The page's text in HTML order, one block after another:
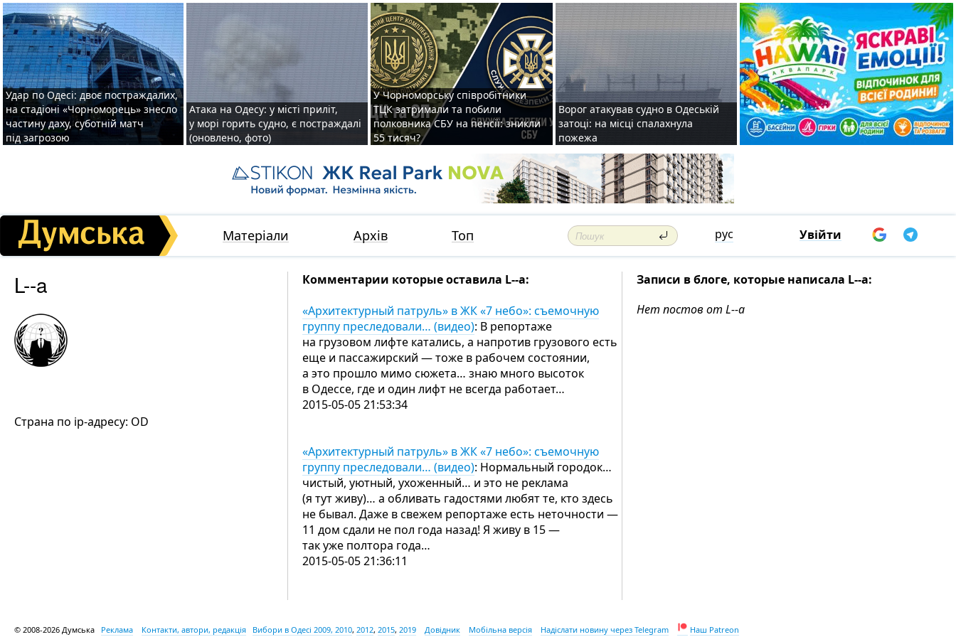
Удар по Одесі: двоє постраждалих,
на стадіоні «Чорноморець» знесло
частину даху, суботній матч
під загрозою
Атака на Одесу: у місті приліт,
у морі горить судно, є постраждалі
(оновлено, фото)
У Чорноморську співробітники
ТЦК затримали та побили
полковника СБУ на пенсії: зникли
55 тисяч?
Ворог атакував судно в Одеській
затоці: на місці спалахнула
пожежа
Матеріали Архів Топ рус Увійти
L--a
Страна по ip-адресу: OD
Комментарии которые оставила L--a:
«Архитектурный патруль» в ЖК «7 небо»: съемочную
группу преследовали… (видео): В репортаже
на грузовом лифте катались, а напротив грузового есть
еще и пассажирский — тоже в рабочем состоянии,
а это прошло мимо сюжета… знаю много высоток
в Одессе, где и один лифт не всегда работает…
2015-05-05 21:53:34
«Архитектурный патруль» в ЖК «7 небо»: съемочную
группу преследовали… (видео): Нормальный городок…
чистый, уютный, ухоженный… и это не реклама
(я тут живу)… а обливать гадостями любят те, кто здесь
не бывал. Даже в свежем репортаже есть неточности —
11 дом сдали не пол года назад! Я живу в 15 —
так уже полтора года…
2015-05-05 21:36:11
Записи в блоге, которые написала L--a:
Нет постов от L--a
© 2008-2026 Думська Реклама Контакти, автори, редакція Вибори в Одесі 2009, 2010, 2012, 2015, 2019 Довідник Мобільна версія Надіслати новину через Telegram Наш Patreon